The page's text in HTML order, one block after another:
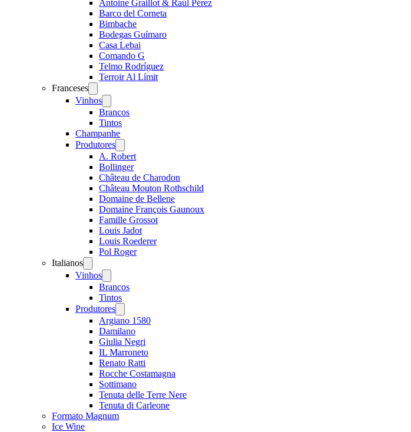
Antoine Graillot & Raúl Pérez
Barco del Corneta
Bimbache
Bodegas Guímaro
Casa Lebai
Comando G
Telmo Rodríguez
Terroir Al Límit
Franceses
menu
Vinhos
menu
Brancos
Tintos
Champanhe
Produtores
menu
A. Robert
Bollinger
Château de Charodon
Château Mouton Rothschild
Domaine de Bellene
Domaine François Gaunoux
Famille Grossot
Louis Jadot
Louis Roederer
Pol Roger
Italianos
menu
Vinhos
menu
Brancos
Tintos
Produtores
menu
Argiano 1580
Damilano
Giulia Negri
IL Marroneto
Renato Ratti
Rocche Costamagna
Sottimano
Tenuta delle Terre Nere
Tenuta di Carleone
Formato Magnum
Ice Wine